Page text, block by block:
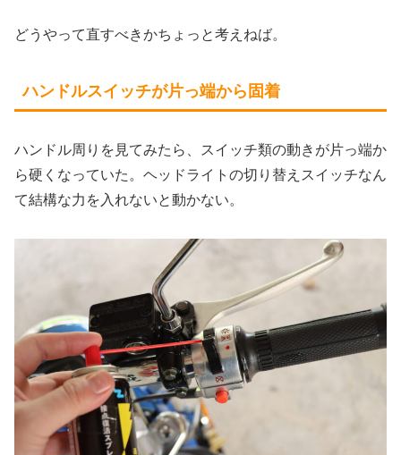
どうやって直すべきかちょっと考えねば。
ハンドルスイッチが片っ端から固着
ハンドル周りを見てみたら、スイッチ類の動きが片っ端か
ら硬くなっていた。ヘッドライトの切り替えスイッチなん
て結構な力を入れないと動かない。